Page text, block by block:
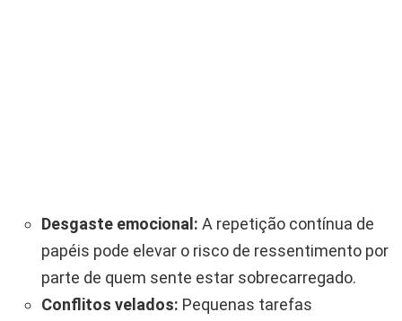
Desgaste emocional: A repetição contínua de
papéis pode elevar o risco de ressentimento por
parte de quem sente estar sobrecarregado.
Conflitos velados: Pequenas tarefas